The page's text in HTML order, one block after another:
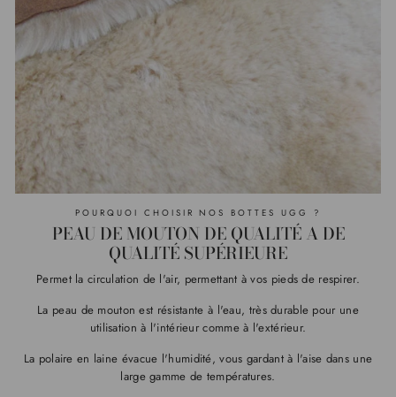
POURQUOI CHOISIR NOS BOTTES UGG ?
PEAU DE MOUTON DE QUALITÉ A DE
QUALITÉ SUPÉRIEURE
Permet la circulation de l'air, permettant à vos pieds de respirer.
La peau de mouton est résistante à l'eau, très durable pour une
utilisation à l'intérieur comme à l'extérieur.
La polaire en laine évacue l'humidité, vous gardant à l'aise dans une
large gamme de températures.